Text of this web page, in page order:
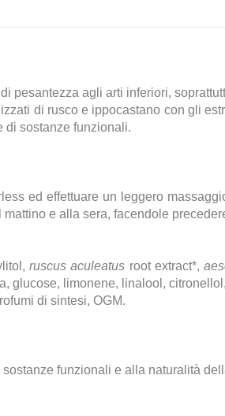
pesantezza agli arti inferiori,
di rusco e ippocastano con gli
di sostanze funzionali.
ed effettuare un leggero
e alla sera, facendole
ruscus aculeatus root extract*,
glucose, limonene, linalool,
di sintesi, OGM.
funzionali e alla naturalità